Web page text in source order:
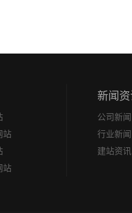
站
站
新闻
公司新闻
行业新闻
建站资讯